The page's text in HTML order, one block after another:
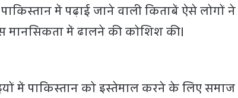
में पढ़ाई जाने वाली किताबें ऐसे लोगों ने
मानसिकता में ढालने की कोशिश की।
में पाकिस्तान को इस्तेमाल करने के लिए समाज